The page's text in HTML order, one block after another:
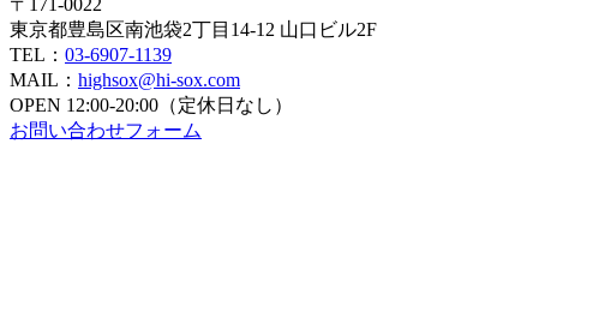
東京都豊島区南池袋2丁目14-12 山口ビル2F
TEL： 03-6907-1139
MAIL： highsox@hi-sox.com
OPEN 12:00-20:00（定休日なし）
お問い合わせフォーム